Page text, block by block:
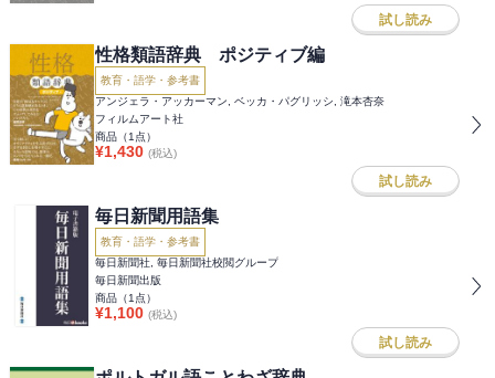
試し読み
性格類語辞典 ポジティブ編
教育・語学・参考書
アンジェラ・アッカーマン, ベッカ・パグリッシ, 滝本杏奈
フィルムアート社
商品（1 点）
¥1,430 (税込)
試し読み
毎日新聞用語集
教育・語学・参考書
毎日新聞社, 毎日新聞社校閲グループ
毎日新聞出版
商品（1 点）
¥1,100 (税込)
試し読み